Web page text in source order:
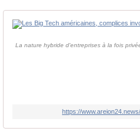
La nature hybride d'entreprises à la fois
https://